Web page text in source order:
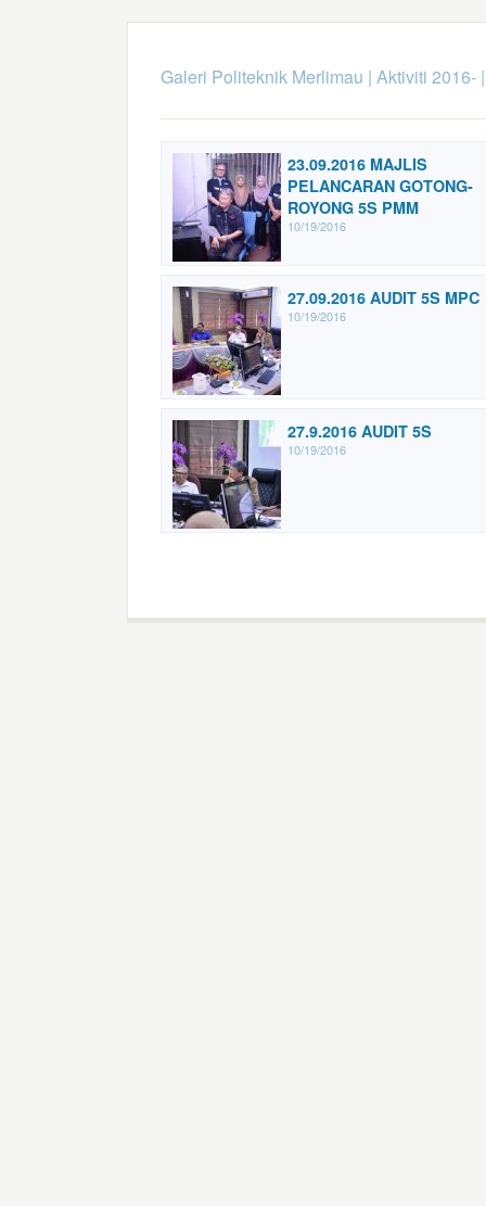
Galeri Politeknik Merlimau | Aktiviti 2016-
23.09.2016 MAJLIS
PELANCARAN GOTONG-
ROYONG 5S PMM
10/19/2016
27.09.2016 AUDIT 5S MPC
10/19/2016
27.9.2016 AUDIT 5S
10/19/2016